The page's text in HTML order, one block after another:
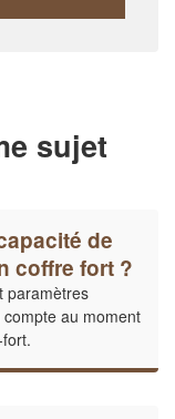
sujet
de
coffre fort ?
paramètres
au moment